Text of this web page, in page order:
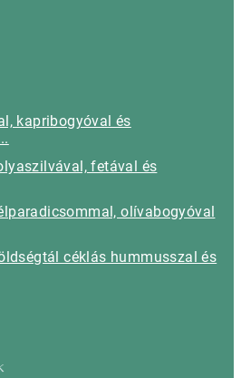
kapribogyóval és
fetával és
olívabogyóval
céklás hummusszal és